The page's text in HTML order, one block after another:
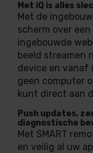
Met iQ is alles
Met de
scherm over
ingebouwde
beeld streamen
device en vanaf
geen computer
kunt direct aan
Push updates,
diagnostische
Met SMART
en veilig al uw